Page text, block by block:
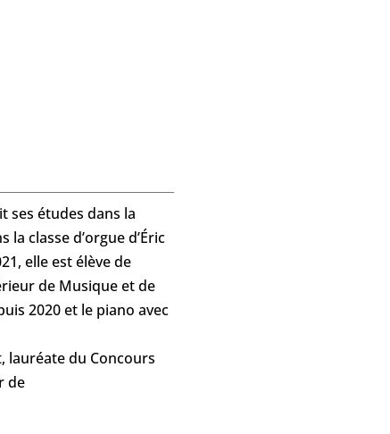
ses études dans la
classe d’orgue d’Éric
elle est élève de
de Musique et de
2020 et le piano avec
lauréate du Concours
de